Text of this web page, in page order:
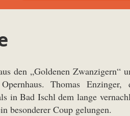
den „Goldenen Zwanzigern“
Thomas
in Bad Ischl dem lange
besonderer Coup gelungen.